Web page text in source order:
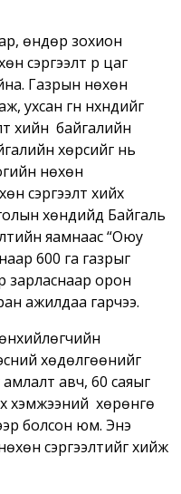
өндөр зохион
сэргээлт рүү цаг
Газрын нөхөн
, ухсан гүн нүхнүүдийг
хийн байгалийн
хөрсийг нь
нөхөн
сэргээлт хийх
хөндийд Байгаль
яамнаас “Оюу
600 га газрыг
зарласнаар орон
ажилдаа гарчээ.
хөдөлгөөнийг
амлалт авч, 60 саяыг
хэмжээний хөрөнгө
болсон юм. Энэ
сэргээлтийгхийж